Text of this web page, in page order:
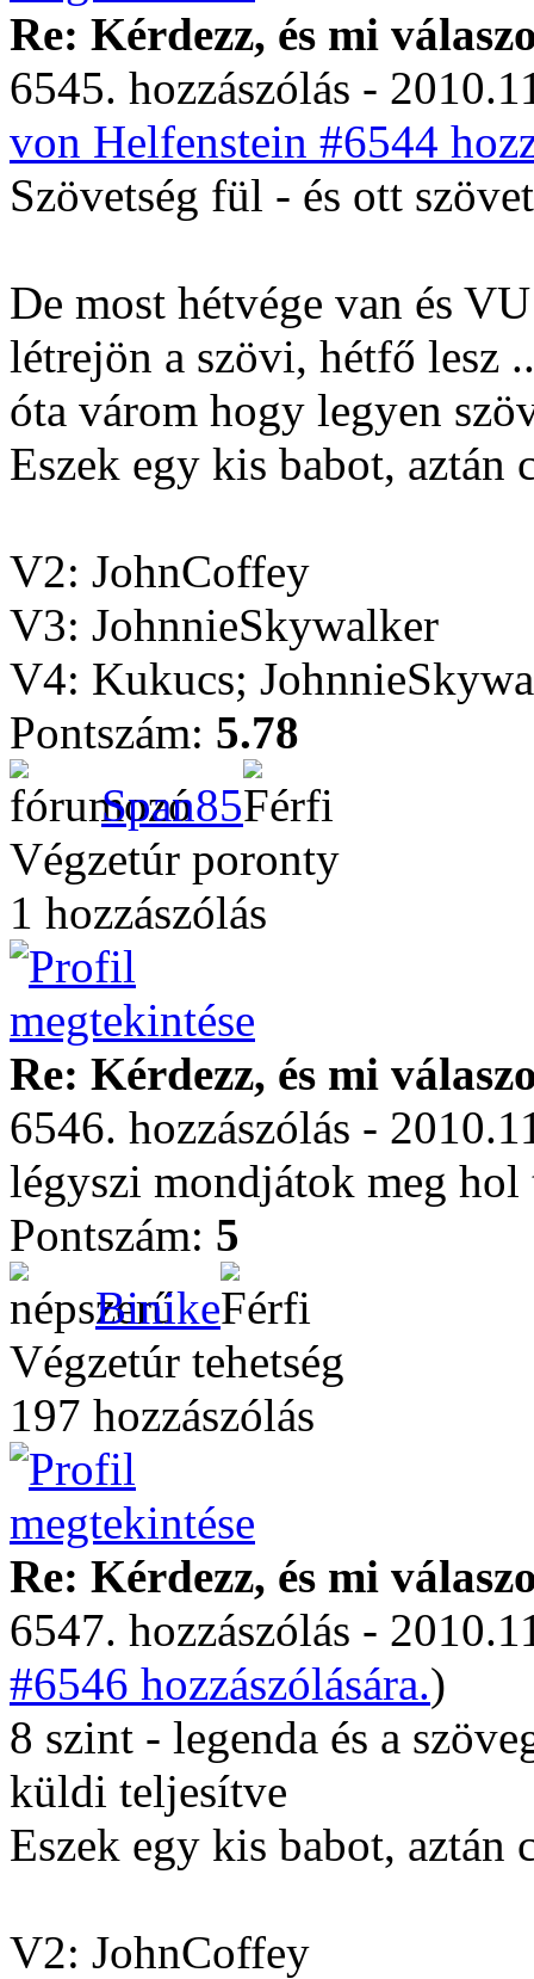
Re: Kérdezz, és mi
6545. hozzászólás -
von Helfenstein #6544
Szövetség fül - és ott
De most hétvége van és
létrejön a szövi, hétfő lesz
óta várom hogy legyen
Eszek egy kis babot, aztán
V2: JohnCoffey
V3: JohnnieSkywalker
V4: Kukucs;
Pontszám: 5.78
Span85
Végzetúr poronty
1 hozzászólás
Re: Kérdezz, és mi
6546. hozzászólás -
légyszi mondjátok meg
Pontszám: 5
Binike
Végzetúr tehetség
197 hozzászólás
Re: Kérdezz, és mi
6547. hozzászólás -
#6546 hozzászólására.)
8 szint - legenda és a
küldi teljesítve
Eszek egy kis babot, aztán
V2: JohnCoffey